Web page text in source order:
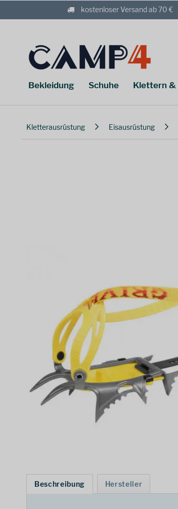
kostenloser Versand ab 70 €
Bekleidung Schuhe Klettern &
Kletterausrüstung Eisausrüstung
Beschreibung Hersteller